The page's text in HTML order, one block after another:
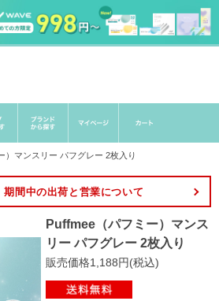
）マンスリー パフグレー 2枚入り
期間中の出荷と営業について
Puffmee（パフミー）マンス
リー パフグレー 2枚入り
販売価格1,188円(税込)